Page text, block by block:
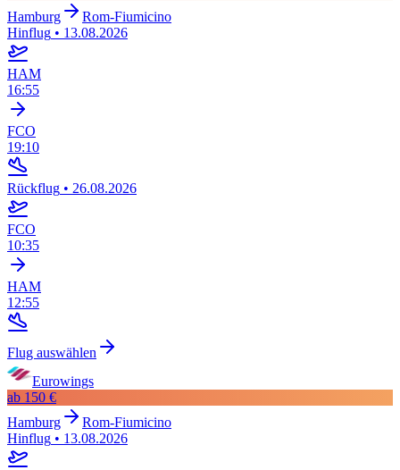
Hamburg
Rom-Fiumicino
Hinflug • 13.08.2026
HAM
16:55
FCO
19:10
Rückflug • 26.08.2026
FCO
10:35
HAM
12:55
Flug auswählen
Eurowings
ab 150 €
Hamburg
Rom-Fiumicino
Hinflug • 13.08.2026